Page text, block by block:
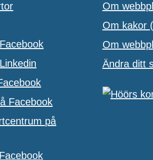
Facebook
på
Om
Om kakor
Om
Ändra ditt